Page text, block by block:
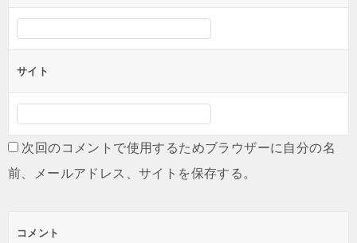
サイト
次回のコメントで使用するためブラウザーに自分の名
前、メールアドレス、サイトを保存する。
コメント